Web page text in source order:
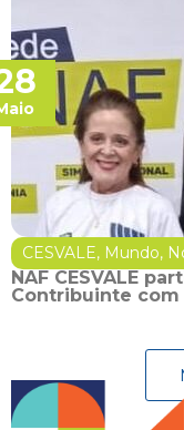
CESVALE, Mundo,
NAF CESVALE
Contribuinte com